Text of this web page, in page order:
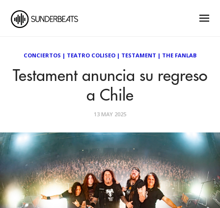
CONCIERTOS | TEATRO COLISEO| TESTAMENT | THE FANLAB
Testament anuncia su regreso
a Chile
13 MAY 2025